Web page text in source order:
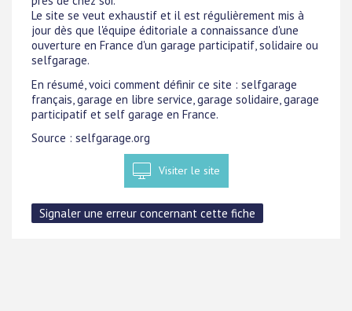
Le site se veut exhaustif et il est régulièrement mis à
jour dès que l'équipe éditoriale a connaissance d'une
ouverture en France d'un garage participatif, solidaire ou
selfgarage.
En résumé, voici comment définir ce site : selfgarage
français, garage en libre service, garage solidaire, garage
participatif et self garage en France.
Source : selfgarage.org
Visiter le site